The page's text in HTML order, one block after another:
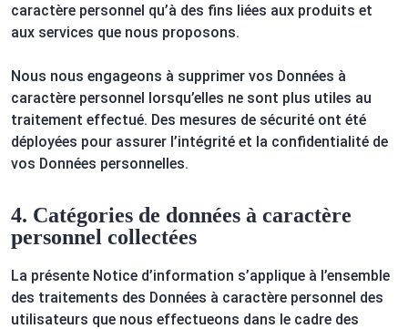
caractère personnel qu’à des fins liées aux produits et
aux services que nous proposons.
Nous nous engageons à supprimer vos Données à
caractère personnel lorsqu’elles ne sont plus utiles au
traitement effectué. Des mesures de sécurité ont été
déployées pour assurer l’intégrité et la confidentialité de
vos Données personnelles.
4. Catégories de données à caractère
personnel collectées
La présente Notice d’information s’applique à l’ensemble
des traitements des Données à caractère personnel des
utilisateurs que nous effectueons dans le cadre des